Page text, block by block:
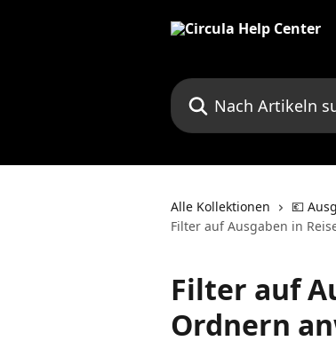
Nach Artikeln suchen …
Alle Kollektionen 💶
Filter auf Ausgaben in
Filter auf
Ordnern